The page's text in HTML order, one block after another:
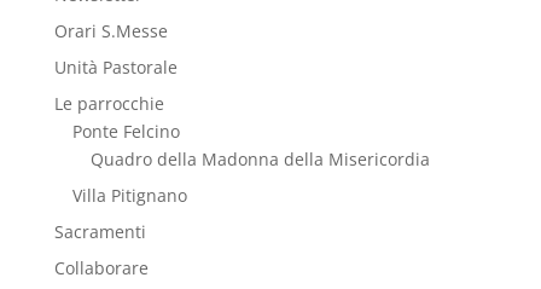
Orari S.Messe
Unità Pastorale
Le parrocchie
Ponte Felcino
Quadro della Madonna della Misericordia
Villa Pitignano
Sacramenti
Collaborare